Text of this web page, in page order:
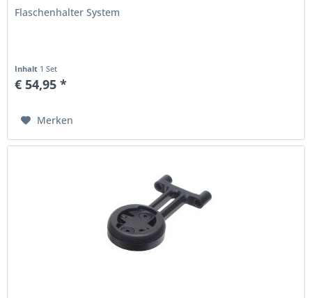
Flaschenhalter System
Inhalt 1 Set
€ 54,95 *
Merken